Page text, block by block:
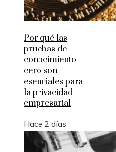
Por qué las
pruebas de
conocimiento
cero son
esenciales para
la privacidad
empresarial
Hace 2 días